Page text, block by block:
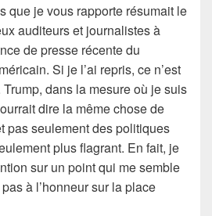
que je vous rapporte résumait le
auditeurs et journalistes à
de presse récente du
Si je l’ai repris, ce n’est
dans la mesure où je suis
dire la même chose de
pas seulement des politiques
plus flagrant. En fait, je
sur un point qui me semble
à l’honneur sur la place